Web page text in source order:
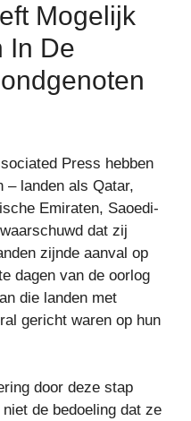
Mogelijk
In De
Press hebben
– landen als Qatar,
Emiraten, Saoedi-
dat zij
zijnde aanval op
dagen van de oorlog
die landen met
gericht waren op hun
door deze stap
de bedoeling dat ze